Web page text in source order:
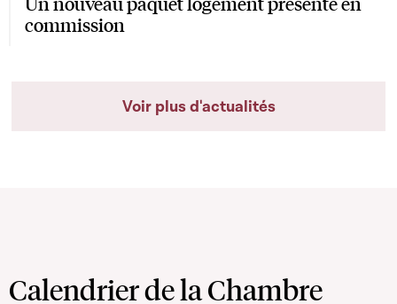
commission
Voir plus d'actualités
Calendrier de la Chambre